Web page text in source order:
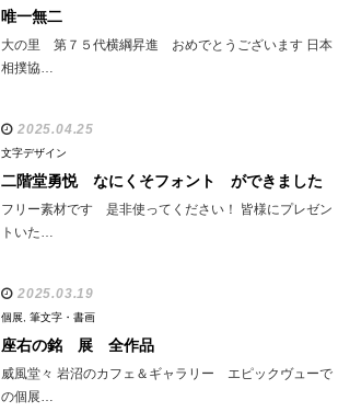
唯一無二
大の里 第７５代横綱昇進 おめでとうございます 日本
相撲協…
2025.04.25
文字デザイン
二階堂勇悦 なにくそフォント ができました
フリー素材です 是非使ってください！ 皆様にプレゼン
トいた…
2025.03.19
個展, 筆文字・書画
座右の銘 展 全作品
威風堂々 岩沼のカフェ＆ギャラリー エピックヴューで
の個展…